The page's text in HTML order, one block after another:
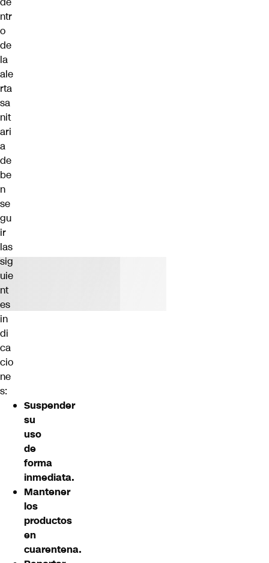
ntr
o
de
la
ale
rta
sa
nit
ari
a
de
be
n
se
gu
ir
las
sig
uie
nt
es
in
di
ca
cio
ne
s:
Suspender
su
uso
de
forma
inmediata.
Mantener
los
productos
en
cuarentena.